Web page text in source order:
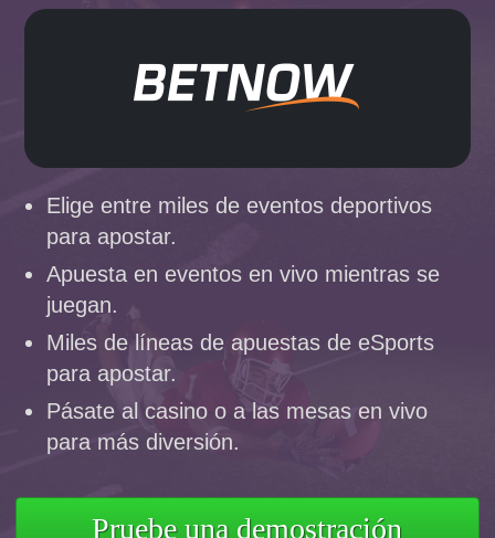
Elige entre miles de eventos deportivos
para apostar.
Apuesta en eventos en vivo mientras se
juegan.
Miles de líneas de apuestas de eSports
para apostar.
Pásate al casino o a las mesas en vivo
para más diversión.
Pruebe una demostración